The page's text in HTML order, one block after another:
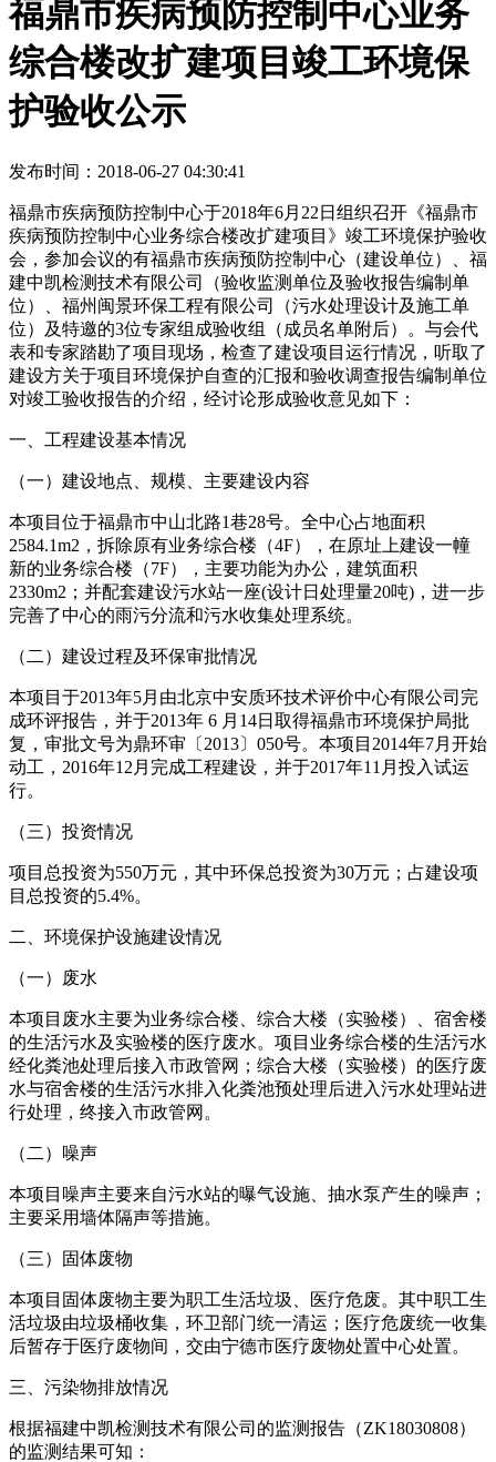
福鼎市疾病预防控制中心业务
综合楼改扩建项目竣工环境保
护验收公示
发布时间：2018-06-27 04:30:41
福鼎市疾病预防控制中心于2018年6月22日组织召开《福鼎市
疾病预防控制中心业务综合楼改扩建项目》竣工环境保护验收
会，参加会议的有福鼎市疾病预防控制中心（建设单位）、福
建中凯检测技术有限公司（验收监测单位及验收报告编制单
位）、福州闽景环保工程有限公司（污水处理设计及施工单
位）及特邀的3位专家组成验收组（成员名单附后）。与会代
表和专家踏勘了项目现场，检查了建设项目运行情况，听取了
建设方关于项目环境保护自查的汇报和验收调查报告编制单位
对竣工验收报告的介绍，经讨论形成验收意见如下：
一、工程建设基本情况
（一）建设地点、规模、主要建设内容
本项目位于福鼎市中山北路1巷28号。全中心占地面积
2584.1m2，拆除原有业务综合楼（4F），在原址上建设一幢
新的业务综合楼（7F），主要功能为办公，建筑面积
2330m2；并配套建设污水站一座(设计日处理量20吨)，进一步
完善了中心的雨污分流和污水收集处理系统。
（二）建设过程及环保审批情况
本项目于2013年5月由北京中安质环技术评价中心有限公司完
成环评报告，并于2013年 6 月14日取得福鼎市环境保护局批
复，审批文号为鼎环审〔2013〕050号。本项目2014年7月开始
动工，2016年12月完成工程建设，并于2017年11月投入试运
行。
（三）投资情况
项目总投资为550万元，其中环保总投资为30万元；占建设项
目总投资的5.4%。
二、环境保护设施建设情况
（一）废水
本项目废水主要为业务综合楼、综合大楼（实验楼）、宿舍楼
的生活污水及实验楼的医疗废水。项目业务综合楼的生活污水
经化粪池处理后接入市政管网；综合大楼（实验楼）的医疗废
水与宿舍楼的生活污水排入化粪池预处理后进入污水处理站进
行处理，终接入市政管网。
（二）噪声
本项目噪声主要来自污水站的曝气设施、抽水泵产生的噪声；
主要采用墙体隔声等措施。
（三）固体废物
本项目固体废物主要为职工生活垃圾、医疗危废。其中职工生
活垃圾由垃圾桶收集，环卫部门统一清运；医疗危废统一收集
后暂存于医疗废物间，交由宁德市医疗废物处置中心处置。
三、污染物排放情况
根据福建中凯检测技术有限公司的监测报告（ZK18030808）
的监测结果可知：